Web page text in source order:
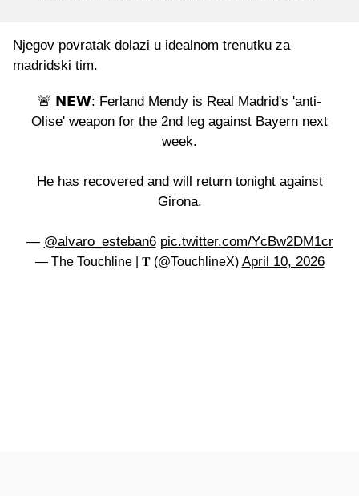
Njegov povratak dolazi u idealnom trenutku za
madridski tim.
🚨 𝗡𝗘𝗪: Ferland Mendy is Real Madrid's 'anti-
Olise' weapon for the 2nd leg against Bayern next
week.
He has recovered and will return tonight against
Girona.
— @alvaro_esteban6 pic.twitter.com/YcBw2DM1cr
— The Touchline | 𝐓 (@TouchlineX) April 10, 2026